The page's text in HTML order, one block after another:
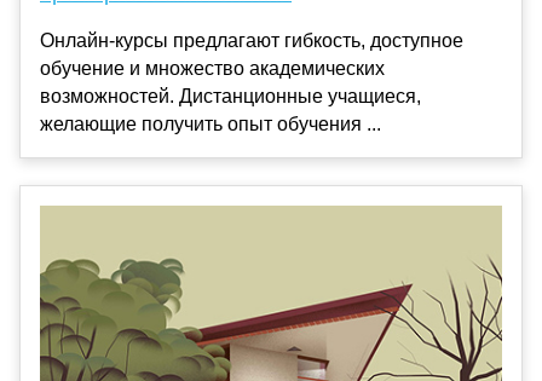
Онлайн-курсы предлагают гибкость, доступное
обучение и множество академических
возможностей. Дистанционные учащиеся,
желающие получить опыт обучения ...